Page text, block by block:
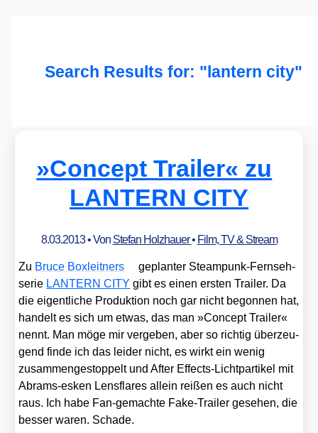
Search Results for: "lantern city"
»Concept Trailer« zu
LANTERN CITY
8.03.2013• Von Stefan Holzhauer• Film, TV & Stream
Zu Bruce Box­leit­ners
geplan­ter Steam­punk-Fern­seh­
se­rie LANTERN CITY gibt es einen ers­ten Trai­ler. Da
die eigent­li­che Pro­duk­ti­on noch gar nicht begon­nen hat,
han­delt es sich um etwas, das man »Con­cept Trai­ler«
nennt. Man möge mir ver­ge­ben, aber so rich­tig über­zeu­
gend fin­de ich das lei­der nicht, es wirkt ein wenig
zusam­men­ge­stop­pelt und After Effects-Licht­par­ti­kel mit
Abrams-esken Lens­fla­res allein rei­ßen es auch nicht
raus. Ich habe Fan-gemach­te Fake-Trai­ler gese­hen, die
bes­ser waren. Scha­de.